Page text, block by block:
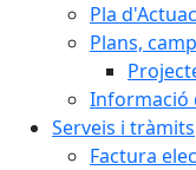
Pla
Plans,
Informació
Serveis i tràmits
Factura